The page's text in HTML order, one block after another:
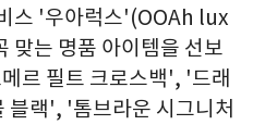
스 '우아럭스'(OOAh lux
맞는 명품 아이템을 선보
르 필트 크로스백', '드래
블랙', '톰브라운 시그니처